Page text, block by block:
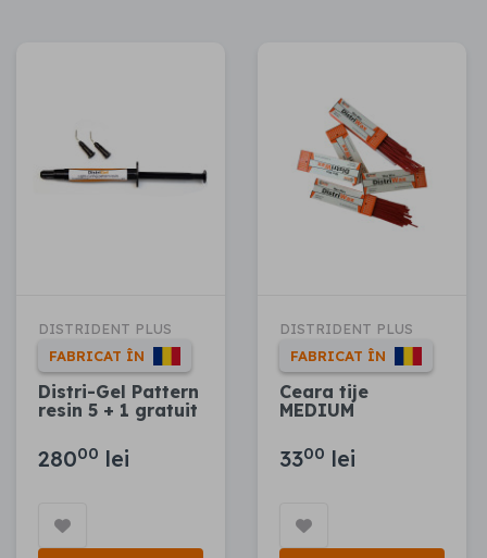
DISTRIDENT PLUS
FABRICAT ÎN
Distri-Gel Pattern
resin 5 + 1 gratuit
28000 lei
DISTRIDENT PLUS
FABRICAT ÎN
Ceara tije
MEDIUM
3300 lei